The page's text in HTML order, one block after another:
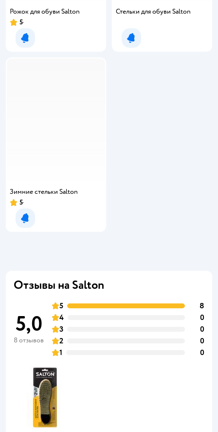
Рожок для обуви Salton
Рейтинг:
5
Уведомить о появлении
Стельки для обуви Salton
Уведомить о появлении
Зимние стельки Salton
Рейтинг:
5
Уведомить о появлении
Отзывы на Salton
5,0
8 отзывов
5
8
4
0
3
0
2
0
1
0